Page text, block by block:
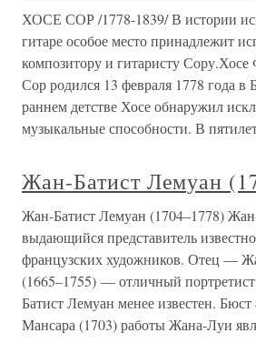
ХОСЕ СОР /1778-1839/ В истории
гитаре особое место принадлежит
композитору и гитаристу
Сор родился 13 февраля 1778 года в
раннем детстве Хосе обнаружил
музыкальные способности. В
Жан-Батист Лемуан
Жан-Батист Лемуан (1704–1778)
выдающийся представитель
французских художников. Отец —
(1665–1755) — отличный
Батист Лемуан менее известен. Бюст
Мансара (1703) работы Жана-Луи